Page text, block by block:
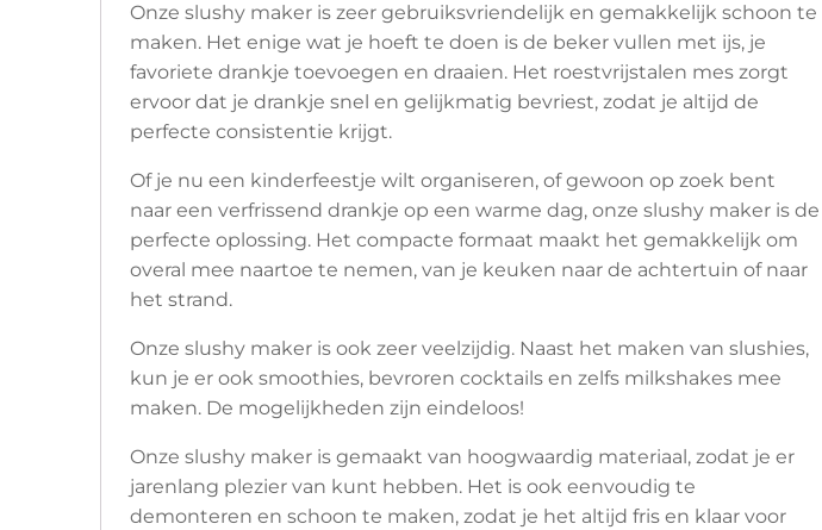
Onze slushy maker is zeer gebruiksvriendelijk en gemakkelijk schoon te
maken. Het enige wat je hoeft te doen is de beker vullen met ijs, je
favoriete drankje toevoegen en draaien. Het roestvrijstalen mes zorgt
ervoor dat je drankje snel en gelijkmatig bevriest, zodat je altijd de
perfecte consistentie krijgt.
Of je nu een kinderfeestje wilt organiseren, of gewoon op zoek bent
naar een verfrissend drankje op een warme dag, onze slushy maker is de
perfecte oplossing. Het compacte formaat maakt het gemakkelijk om
overal mee naartoe te nemen, van je keuken naar de achtertuin of naar
het strand.
Onze slushy maker is ook zeer veelzijdig. Naast het maken van slushies,
kun je er ook smoothies, bevroren cocktails en zelfs milkshakes mee
maken. De mogelijkheden zijn eindeloos!
Onze slushy maker is gemaakt van hoogwaardig materiaal, zodat je er
jarenlang plezier van kunt hebben. Het is ook eenvoudig te
demonteren en schoon te maken, zodat je het altijd fris en klaar voor